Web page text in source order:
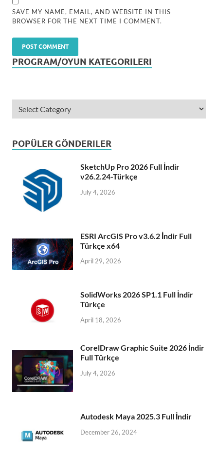
SAVE MY NAME, EMAIL, AND WEBSITE IN THIS
BROWSER FOR THE NEXT TIME I COMMENT.
PROGRAM/OYUN KATEGORILERI
POPÜLER GÖNDERILER
SketchUp Pro 2026 Full İndir
v26.2.24-Türkçe
July 4, 2026
ESRI ArcGIS Pro v3.6.2 İndir Full
Türkçe x64
April 29, 2026
SolidWorks 2026 SP1.1 Full İndir
Türkçe
April 18, 2026
CorelDraw Graphic Suite 2026 İndir
Full Türkçe
July 4, 2026
Autodesk Maya 2025.3 Full İndir
December 26, 2024